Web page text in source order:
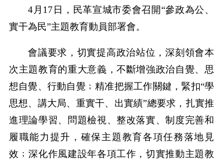
4月17日，民革宣城市委會召開“參政為公、
實干為民”主題教育動員部署會。
會議要求，切實提高政治站位，深刻領會本
次主題教育的重大意義，不斷增強政治自覺、思
想自覺、行動自覺﹔精准把握工作關鍵，緊扣“學
思想、講大局、重實干、出實績”總要求，扎實推
進理論學習、問題檢視、整改落實、制度完善和
履職能力提升，確保主題教育各項任務落地見
效﹔深化作風建設年各項工作，切實推動主題教